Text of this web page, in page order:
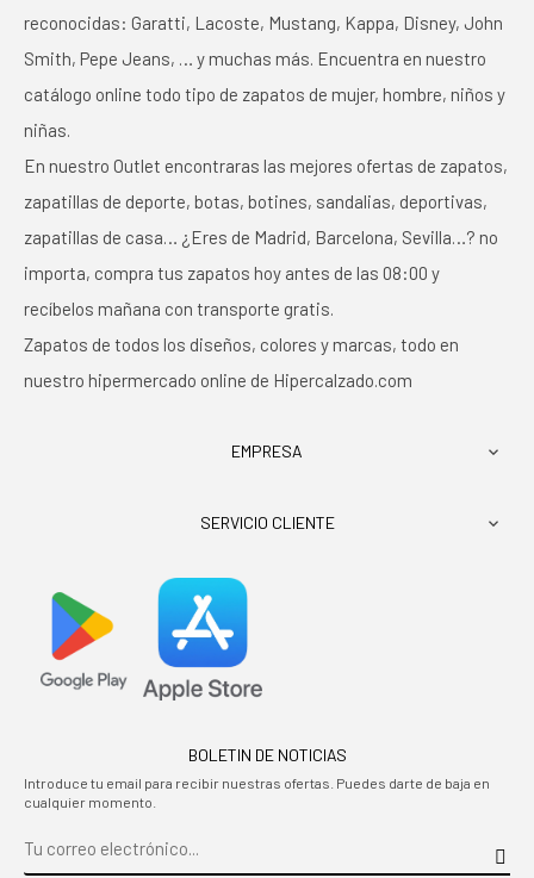
reconocidas: Garatti, Lacoste, Mustang, Kappa, Disney, John
Smith, Pepe Jeans, … y muchas más. Encuentra en nuestro
catálogo online todo tipo de zapatos de mujer, hombre, niños y
niñas.
En nuestro Outlet encontraras las mejores ofertas de zapatos,
zapatillas de deporte, botas, botines, sandalias, deportivas,
zapatillas de casa… ¿Eres de Madrid, Barcelona, Sevilla…? no
importa, compra tus zapatos hoy antes de las 08:00 y
recíbelos mañana con transporte gratis.
Zapatos de todos los diseños, colores y marcas, todo en
nuestro hipermercado online de Hipercalzado.com
EMPRESA 
SERVICIO CLIENTE 
BOLETIN DE NOTICIAS
Introduce tu email para recibir nuestras ofertas. Puedes darte de baja en
cualquier momento.